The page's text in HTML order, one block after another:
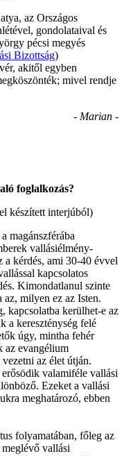
az Országos
gondolataival és
pécsi megyés
Bizottság)
akitől egyben
mivel rendje
- Marian -
foglalkozás?
készített interjúból)
magánszférába
vallásiélmény-
a kérdés, ami 30-40 évvel
kapcsolatos
Kimondatlanul szinte
az, milyen ez az Isten.
kapcsolatba kerülhet-e az
a kereszténység felé
úgy, mintha fehér
az evangélium
az élet útján.
valamiféle vallási
Ezeket a vallási
meghatározó, ebben
folyamatában, főleg az
vallási